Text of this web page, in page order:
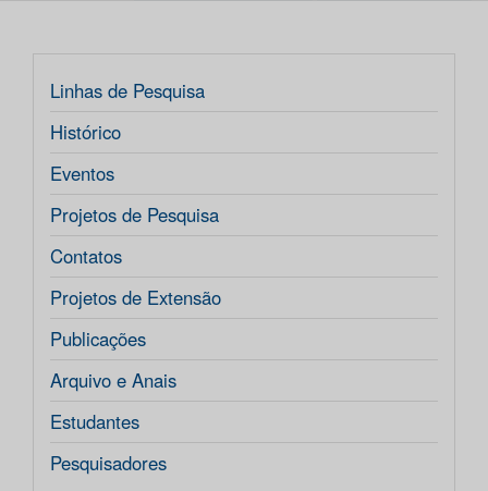
Linhas de Pesquisa
Histórico
Eventos
Projetos de Pesquisa
Contatos
Projetos de Extensão
Publicações
Arquivo e Anais
Estudantes
Pesquisadores